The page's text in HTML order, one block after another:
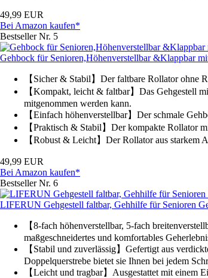
49,99 EUR
Bei Amazon kaufen*
Bestseller Nr. 5
Gehbock für Senioren,Höhenverstellbar &Klappbar
【Sicher & Stabil】Der faltbare Rollator ohne
【Kompakt, leicht & faltbar】Das Gehgestell
mitgenommen werden kann.
【Einfach höhenverstellbar】Der schmale
【Praktisch & Stabil】Der kompakte Rollator
【Robust & Leicht】Der Rollator aus starkem
49,99 EUR
Bei Amazon kaufen*
Bestseller Nr. 6
LIFERUN Gehgestell faltbar, Gehhilfe für Senioren
【8-fach höhenverstellbar, 5-fach
maßgeschneidertes und komfortables
【Stabil und zuverlässig】Gefertigt aus
Doppelquerstrebe bietet sie Ihnen bei jedem
【Leicht und tragbar】Ausgestattet mit einem